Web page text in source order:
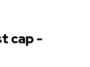
cap -